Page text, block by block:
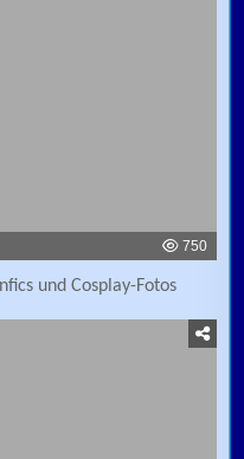
750
und Cosplay-Fotos